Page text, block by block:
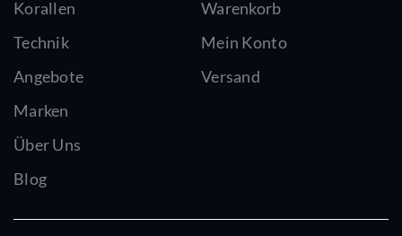
Korallen
Technik
Angebote
Marken
Über Uns
Blog
Warenkorb
Mein Konto
Versand